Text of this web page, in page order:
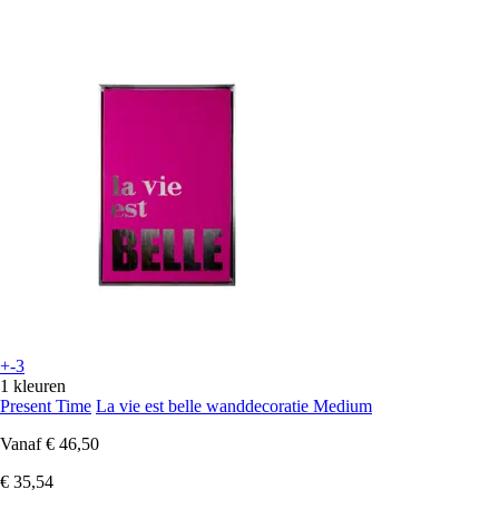
+-3
1 kleuren
Present Time La vie est belle wanddecoratie Medium
Vanaf € 46,50
€ 35,54